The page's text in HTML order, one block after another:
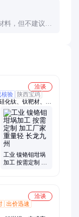
料，但不建议用
洽谈
核验
陕西宝鸡
化钛、钛靶材、甲
化钨、硼化锆、羧
铌管、冷凝器、钛
法兰管
工业 镍铬钼坩埚
加工 按需定制 加
洽谈
出价迅速